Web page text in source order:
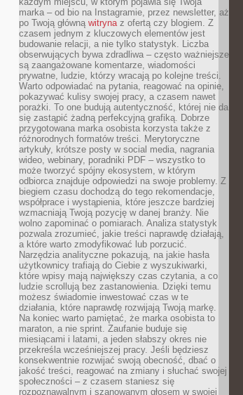
marka – od bio na Instagramie, przez newsletter, aż
po Twoją główną witrynaz ofertą czy blogiem. Z
czasem jednym z kluczowych elementów jest
budowanie relacji, a nie tylko statystyk. Liczba
obserwujących bywa zdradliwa – często ważniejsze
są zaangażowane komentarze, wiadomości
prywatne, ludzie, którzy wracają po kolejne treści.
Warto odpowiadać na pytania, reagować na opinie,
pokazywać kulisy swojej pracy, a czasem nawet
porażki. To one budują autentyczność, której nie da
się zastąpić żadną perfekcyjną grafiką. Dobrze
przygotowana marka osobista korzysta także z
różnorodnych formatów treści. Merytoryczne
artykuły, krótsze posty w social media, nagrania
wideo, webinary, poradniki PDF – wszystko to
może tworzyć spójny ekosystem, w którym
odbiorca znajduje odpowiedzi na swoje problemy. Z
biegiem czasu dochodzą do tego rekomendacje,
współprace i wystąpienia, które jeszcze bardziej
wzmacniają Twoją pozycję w danej branży. Nie
wolno zapominać o pomiarach. Analiza statystyk
pozwala zrozumieć, jakie treści naprawdę działają,
a które warto zmodyfikować lub porzucić.
Narzędzia analityczne pokazują, na jakie hasła
użytkownicy trafiają do Ciebie z wyszukiwarki,
które wpisy mają największy czas czytania, a co
ludzie scrollują bez zastanowienia. Dzięki temu
możesz świadomie inwestować czas w te
działania, które naprawdę rozwijają Twoją markę.
Na koniec warto pamiętać, że marka osobista to
maraton, a nie sprint. Zaufanie buduje się
miesiącami i latami, a jeden słabszy okres nie
przekreśla wcześniejszej pracy. Jeśli będziesz
konsekwentnie rozwijać swoją obecność, dbać o
jakość treści, reagować na zmiany i słuchać swojej
społeczności – z czasem staniesz się
rozpoznawalnym i szanowanym głosem w swojej